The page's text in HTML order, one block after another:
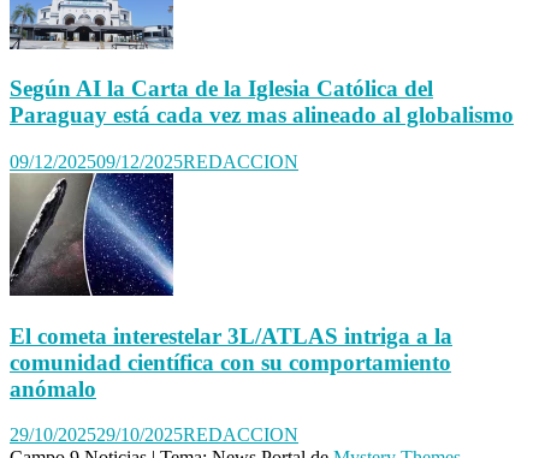
Según AI la Carta de la Iglesia Católica del
Paraguay está cada vez mas alineado al globalismo
09/12/202509/12/2025REDACCION
El cometa interestelar 3L/ATLAS intriga a la
comunidad científica con su comportamiento
anómalo
29/10/202529/10/2025REDACCION